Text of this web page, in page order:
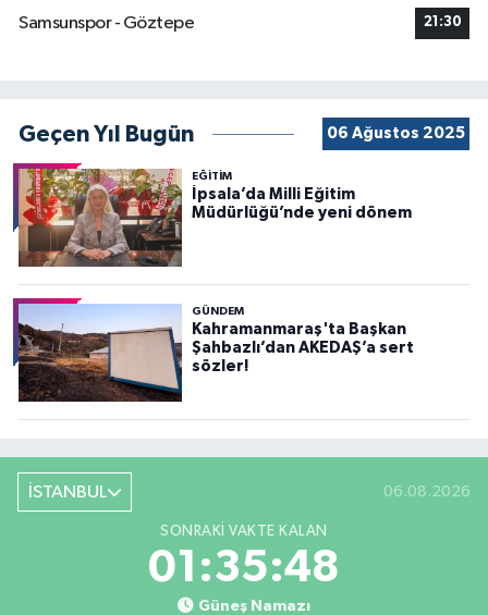
Samsunspor - Göztepe
21:30
Geçen Yıl Bugün 06 Ağustos 2025
EĞİTİM
İpsala’da Milli Eğitim
Müdürlüğü’nde yeni dönem
GÜNDEM
Kahramanmaraş'ta Başkan
Şahbazlı’dan AKEDAŞ’a sert
sözler!
İSTANBUL 06.08.2026
SONRAKI VAKTE KALAN
01:35:46
Güneş Namazı